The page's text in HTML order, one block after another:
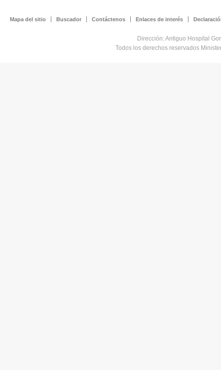
Mapa del sitio Buscador Contáctenos Enlaces de interés
Dirección: Antiguo Hospital
Todos los derechos reservados